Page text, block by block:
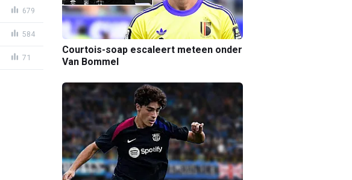
679
584
71
Courtois-soap escaleert meteen onder
Van Bommel